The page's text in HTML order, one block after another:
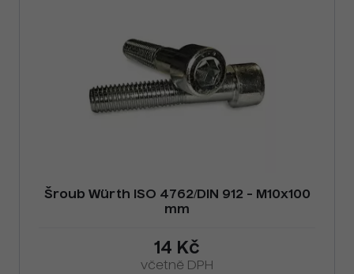
Šroub Würth ISO 4762/DIN 912 - M10x100
mm
14 Kč
včetně DPH